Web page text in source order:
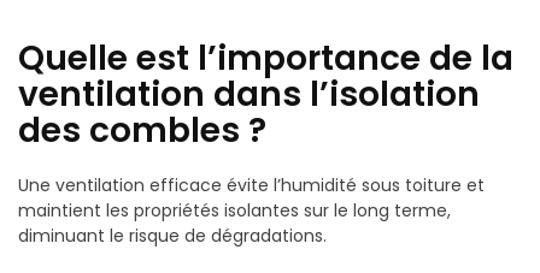
Quelle est l’importance de la
ventilation dans l’isolation
des combles ?
Une ventilation efficace évite l’humidité sous toiture et
maintient les propriétés isolantes sur le long terme,
diminuant le risque de dégradations.